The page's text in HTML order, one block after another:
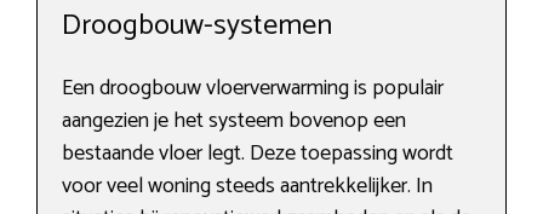
Droogbouw-systemen
Een droogbouw vloerverwarming is populair
aangezien je het systeem bovenop een
bestaande vloer legt. Deze toepassing wordt
voor veel woning steeds aantrekkelijker. In